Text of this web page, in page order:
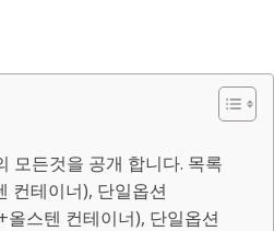
모든것을 공개 합니다. 목록
컨테이너), 단일옵션
스텐 컨테이너), 단일옵션